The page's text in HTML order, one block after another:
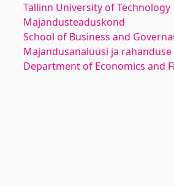
Tallinn University of Technology
Majandusteaduskond
School of Business and
Majandusanalüüsi ja
Department of Economics and